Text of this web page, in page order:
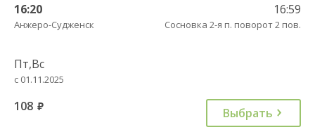
16:20
Анжеро-Судженск
16:59
Сосновка 2-я п. поворот 2 пов.
Пт,Вс
с 01.11.2025
108 руб. Выбрать